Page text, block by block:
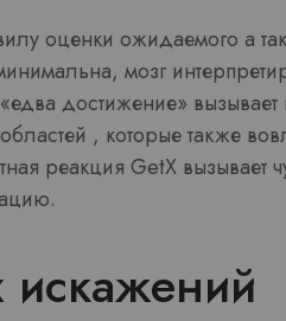
оценки ожидаемого а
мозг
достижение»
, которые также
реакция GetX вызывает
искажений